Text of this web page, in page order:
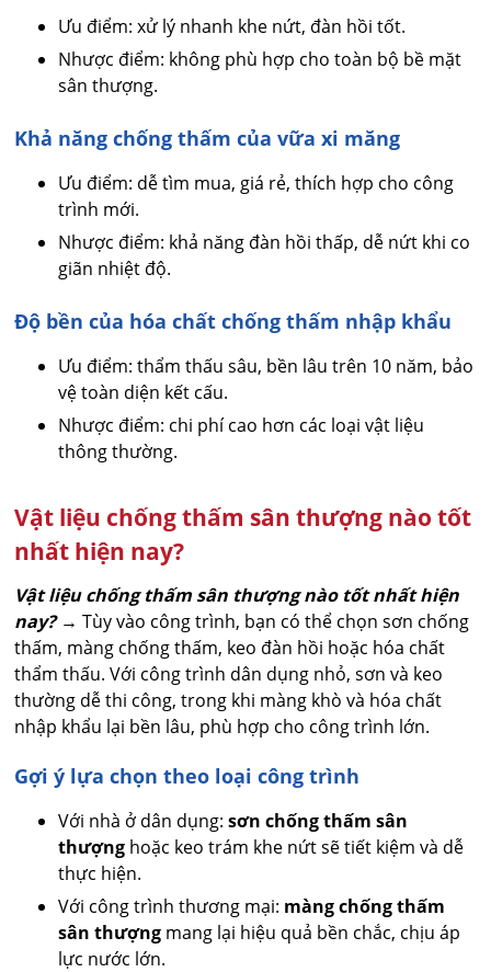
Ưu điểm: xử lý nhanh khe nứt, đàn hồi tốt.
Nhược điểm: không phù hợp cho toàn bộ bề mặt
sân thượng.
Khả năng chống thấm của vữa xi măng
Ưu điểm: dễ tìm mua, giá rẻ, thích hợp cho công
trình mới.
Nhược điểm: khả năng đàn hồi thấp, dễ nứt khi co
giãn nhiệt độ.
Độ bền của hóa chất chống thấm nhập khẩu
Ưu điểm: thẩm thấu sâu, bền lâu trên 10 năm, bảo
vệ toàn diện kết cấu.
Nhược điểm: chi phí cao hơn các loại vật liệu
thông thường.
Vật liệu chống thấm sân thượng nào tốt
nhất hiện nay?
Vật liệu chống thấm sân thượng nào tốt nhất hiện
nay?→ Tùy vào công trình, bạn có thể chọn sơn chống
thấm, màng chống thấm, keo đàn hồi hoặc hóa chất
thẩm thấu. Với công trình dân dụng nhỏ, sơn và keo
thường dễ thi công, trong khi màng khò và hóa chất
nhập khẩu lại bền lâu, phù hợp cho công trình lớn.
Gợi ý lựa chọn theo loại công trình
Với nhà ở dân dụng:sơn chống thấm sân
thượng hoặc keo trám khe nứt sẽ tiết kiệm và dễ
thực hiện.
Với công trình thương mại: màng chống thấm
sân thượng mang lại hiệu quả bền chắc, chịu áp
lực nước lớn.